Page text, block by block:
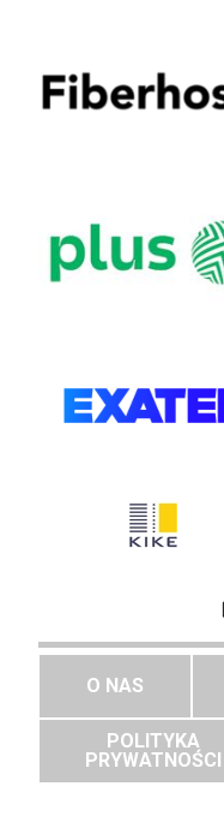
O NAS
POLITYKA
PRYWATNOŚCI